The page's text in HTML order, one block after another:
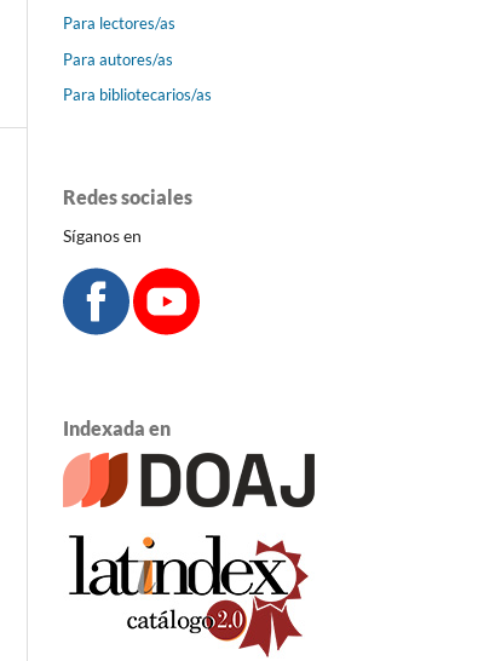
Para lectores/as
Para autores/as
Para bibliotecarios/as
Redes sociales
Síganos en
Indexada en